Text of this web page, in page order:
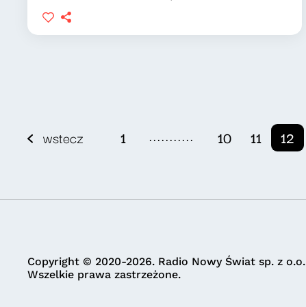
wstecz 1 ........... 10 11 12
Copyright © 2020-2026. Radio Nowy Świat sp. z o.o.
Wszelkie prawa zastrzeżone.